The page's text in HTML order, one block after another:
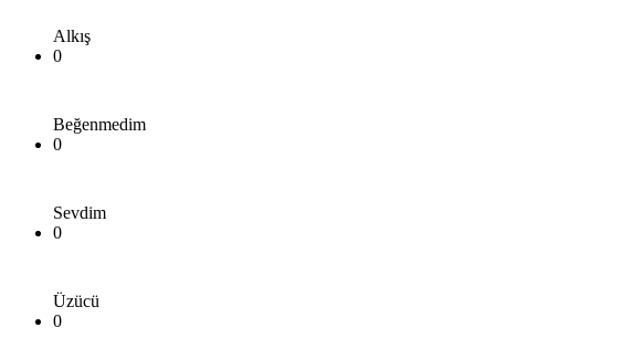
Alkış
0
Beğenmedim
0
Sevdim
0
Üzücü
0